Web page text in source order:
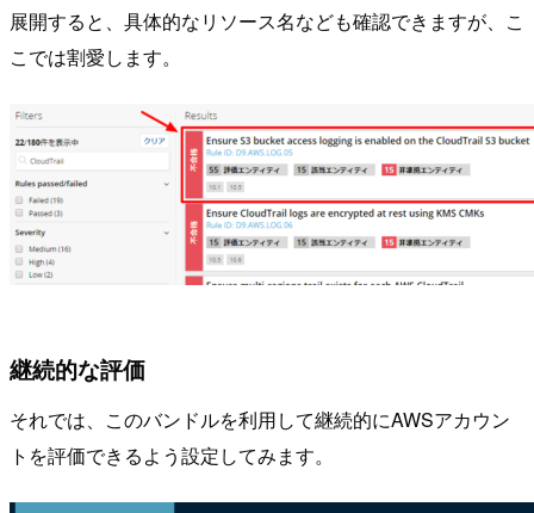
展開すると、具体的なリソース名なども確認できますが、こ
こでは割愛します。
継続的な評価
それでは、このバンドルを利用して継続的にAWSアカウン
トを評価できるよう設定してみます。